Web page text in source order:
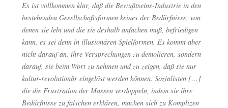
Es ist voll­kom­men klar, daß die Bewußt­seins-Indus­trie in den
bestehen­den Gesell­schafts­for­men kei­nes der Bedürf­nis­se, von
denen sie lebt und die sie des­halb anfa­chen muß, befrie­di­gen
kann, es sei denn in illu­sio­nä­ren Spiel­for­men. Es kommt aber
nicht dar­auf an, ihre Ver­spre­chun­gen zu demo­lie­ren, son­dern
dar­auf, sie beim Wort zu neh­men und zu zei­gen, daß sie nur
kul­tur-revo­lu­tio­när ein­ge­löst wer­den kön­nen. Sozia­lis­ten […]
die die Frus­tra­ti­on der Mas­sen ver­dop­peln, indem sie ihre
Bedürf­nis­se zu fal­schen erklä­ren, machen sich zu Kom­pli­zen